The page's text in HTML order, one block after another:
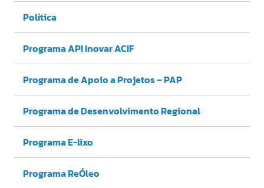
Política
Programa API Inovar ACIF
Programa de Apoio a Projetos – PAP
Programa de Desenvolvimento Regional
Programa E-lixo
Programa ReÓleo